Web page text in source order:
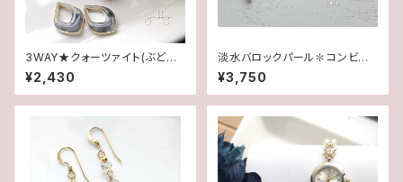
3WAY★クォーツァイト(ぶどう
色)&マーブルエポ/フープチタン
ポストピアス
¥2,430
淡水バロックパール✽コンビチ
ェーンネックレス★
¥3,750